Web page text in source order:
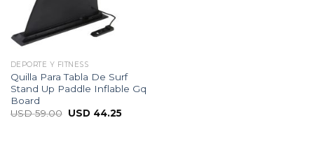
DEPORTE Y FITNESS
Quilla Para Tabla De Surf
Stand Up Paddle Inflable Gq
Board
USD59.00 USD 44.25